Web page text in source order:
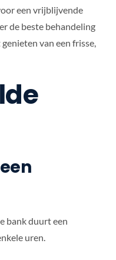
een vrijblijvende
de beste behandeling
van een frisse,
bank duurt een
uren.